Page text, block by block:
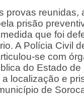
provas reunidas,
prisão
que foi
A Polícia Civil
se com
do Estado de
localização e
de